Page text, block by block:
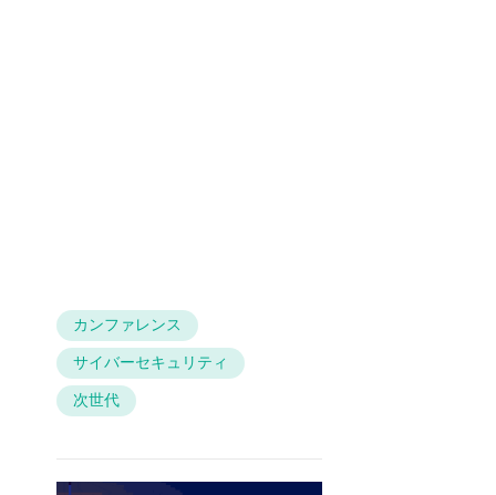
カンファレンス
サイバーセキュリティ
次世代